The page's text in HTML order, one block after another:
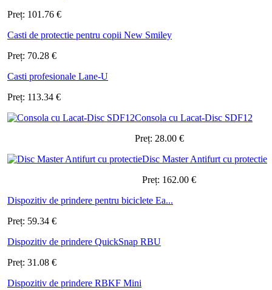
Preț: 101.76 €
Casti de protectie pentru copii New Smiley
Preț: 70.28 €
Casti profesionale Lane-U
Preț: 113.34 €
Consola cu Lacat-Disc SDF12
Preț: 28.00 €
Disc Master Antifurt cu protectie
Preț: 162.00 €
Dispozitiv de prindere pentru biciclete Ea...
Preț: 59.34 €
Dispozitiv de prindere QuickSnap RBU
Preț: 31.08 €
Dispozitiv de prindere RBKF Mini